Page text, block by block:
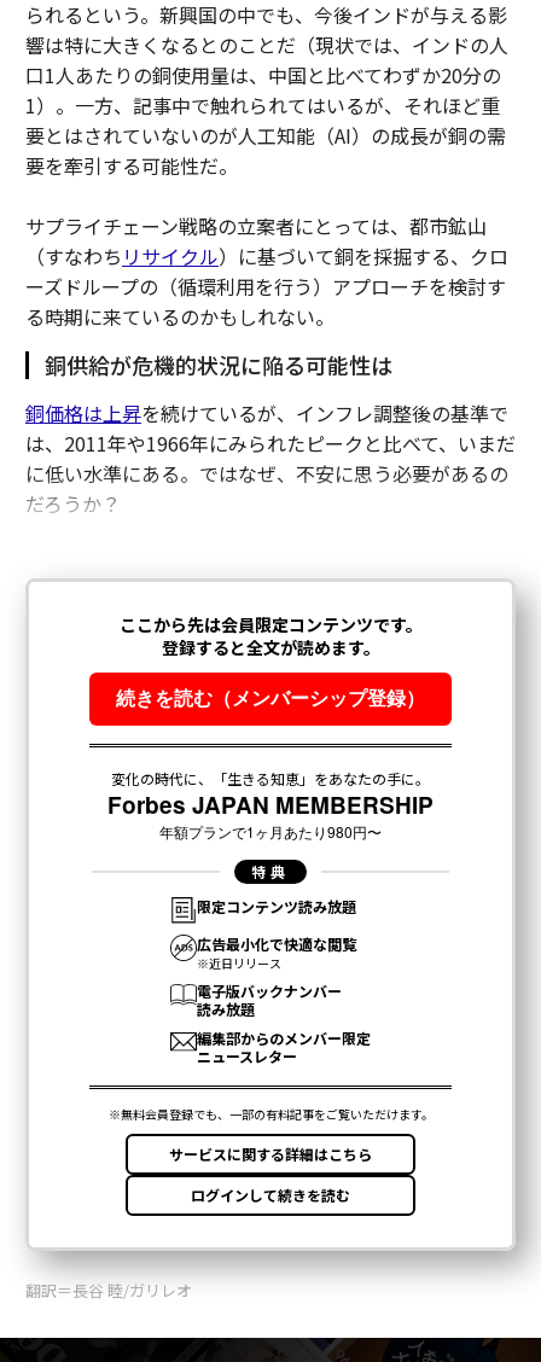
られるという。新興国の中でも、今後インドが与える影
響は特に大きくなるとのことだ（現状では、インドの人
口1人あたりの銅使用量は、中国と比べてわずか20分の
1）。一方、記事中で触れられてはいるが、それほど重
要とはされていないのが人工知能（AI）の成長が銅の需
要を牽引する可能性だ。
サプライチェーン戦略の立案者にとっては、都市鉱山
（すなわち リサイクル）に基づいて銅を採掘する、クロ
ーズドループの（循環利用を行う）アプローチを検討す
る時期に来ているのかもしれない。
銅供給が危機的状況に陥る可能性は
銅価格は上昇を続けているが、インフレ調整後の基準で
は、2011年や1966年にみられたピークと比べて、いまだ
に低い水準にある。ではなぜ、不安に思う必要があるの
だろうか？
翻訳＝長谷 睦/ガリレオ